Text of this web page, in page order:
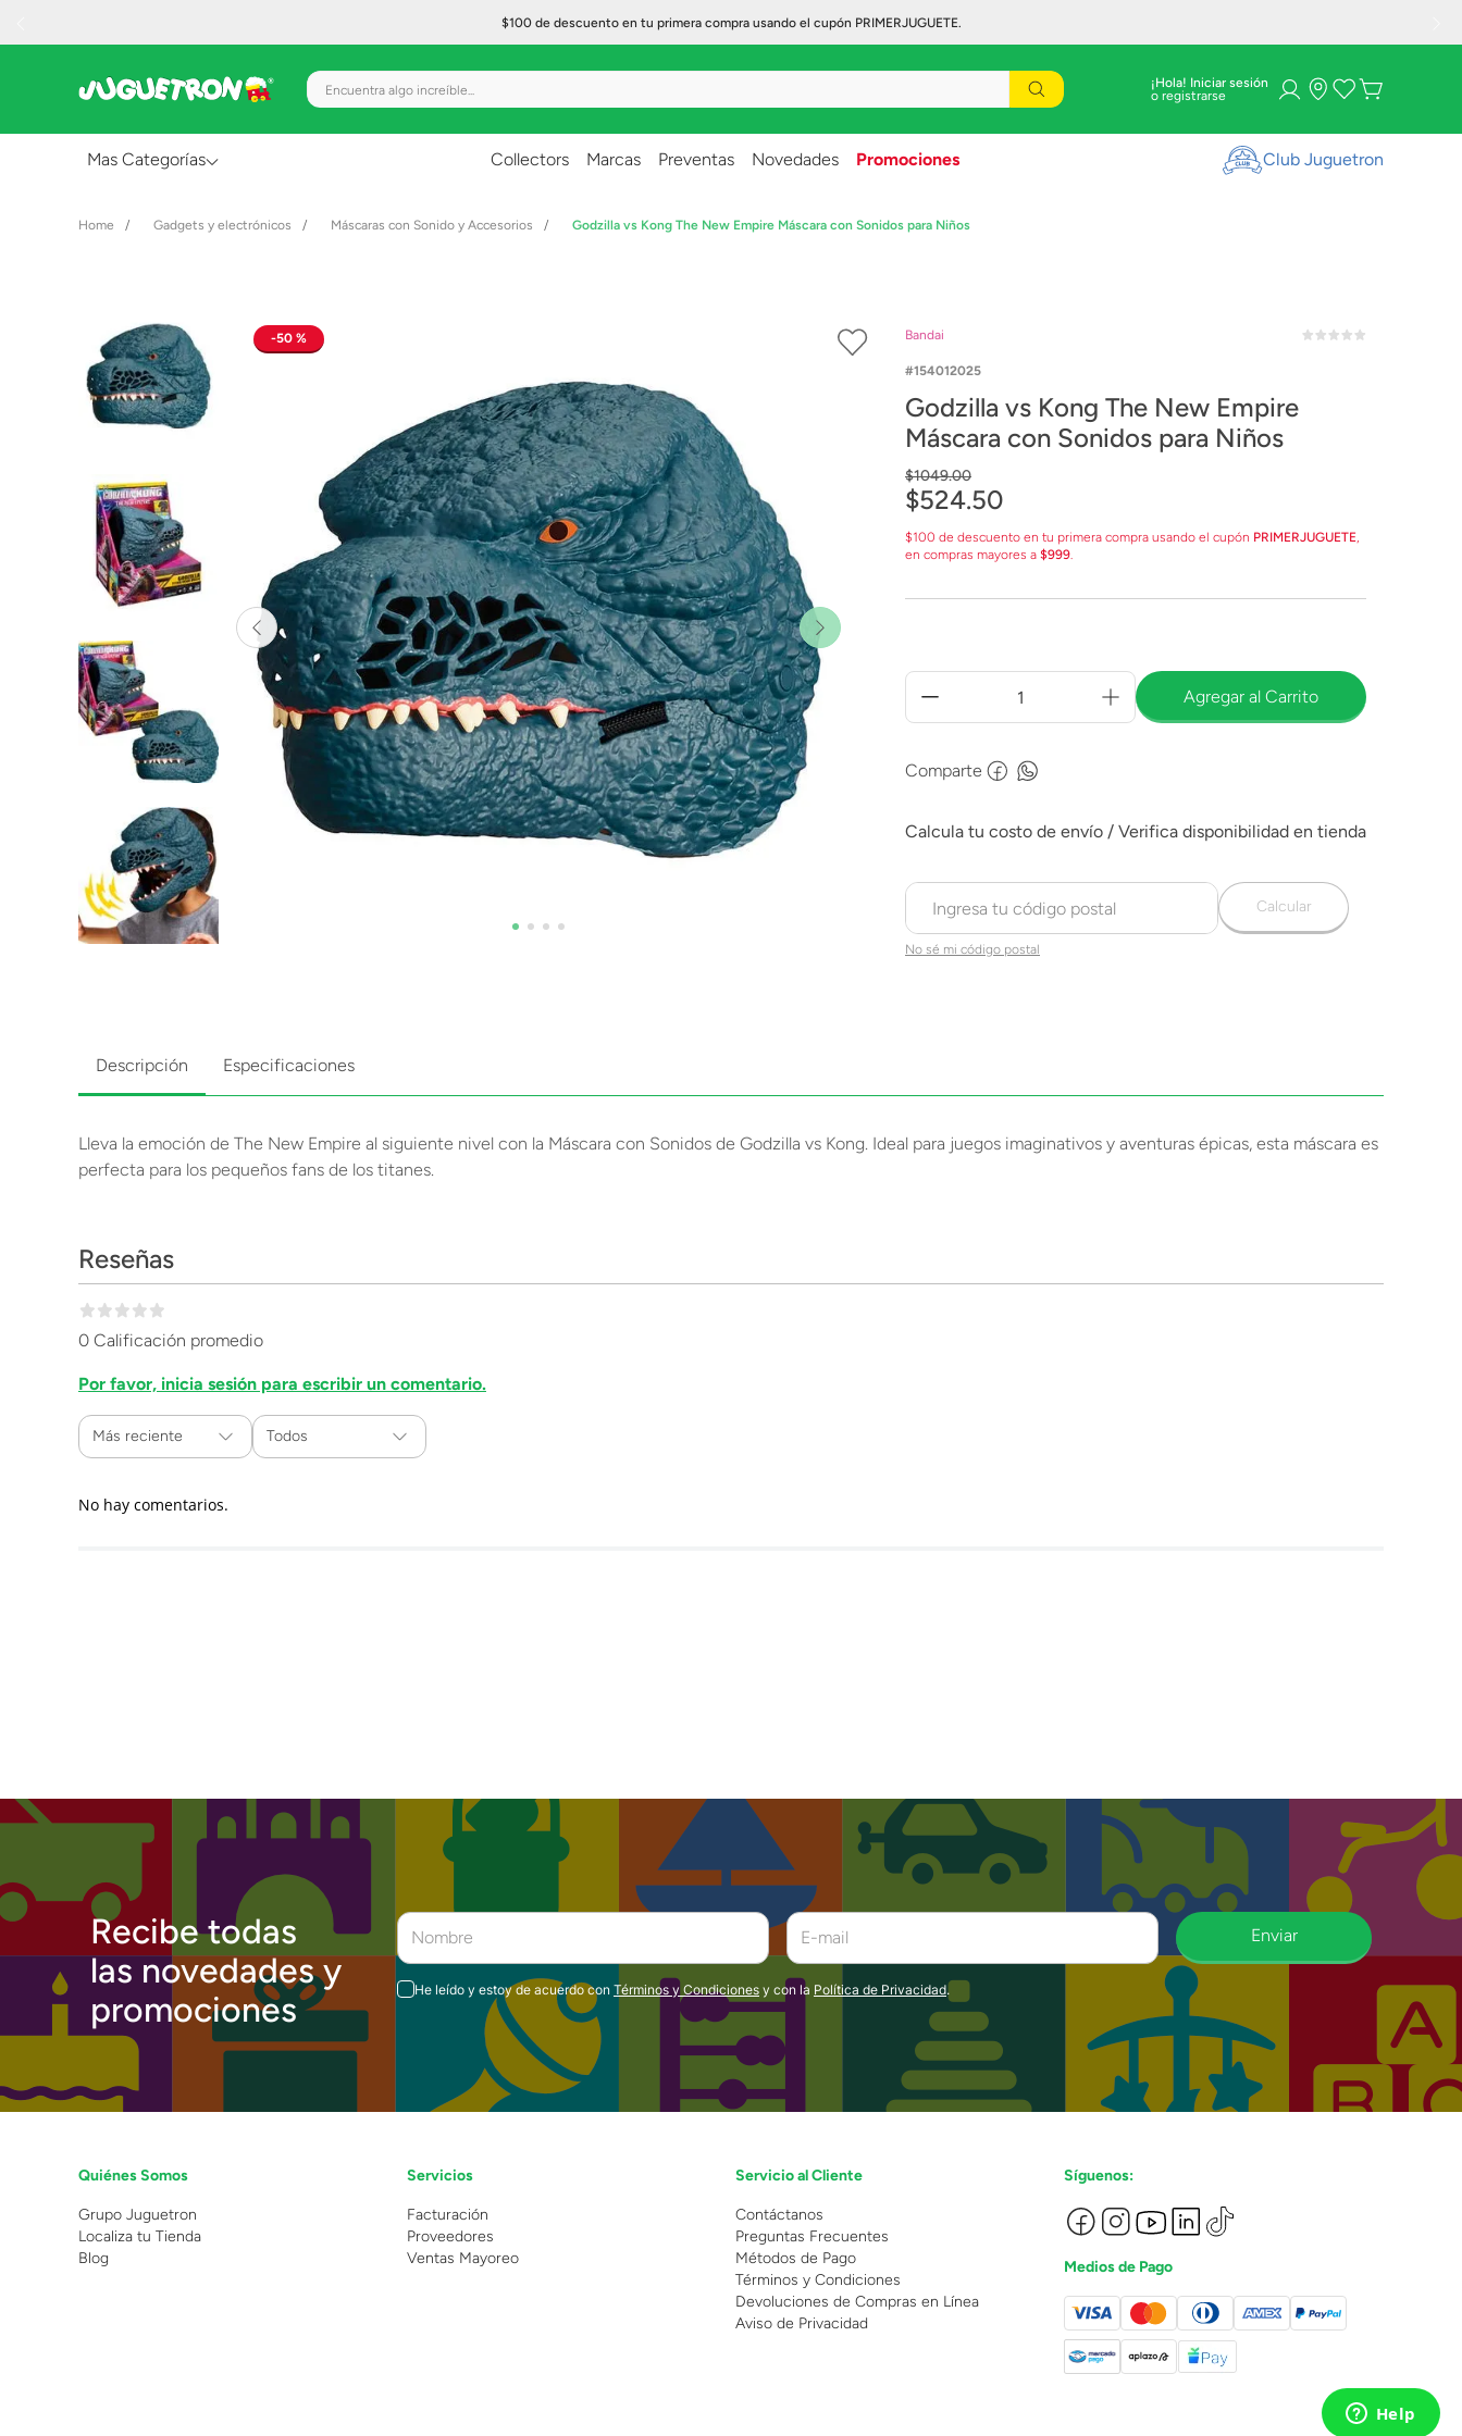
$100 de descuento en tu primera compra usando el cupón PRIMERJUGUETE.
Encuentra algo increíble... ¡Hola! Iniciar sesión
Mas Categorías
Creatividad y Arte
Figuras de Acción
Gadgets y Electrónicos
Lanzadores
Muñecas
Construcción
Peluches
Vehículos y Pistas
Collectors Marcas Preventas Novedades Promociones Club Juguetron
Gadgets y electrónicos Máscaras con Sonido y Accesorios Godzilla vs Kong The New Empire Máscara con Sonidos para Niños
50 % Bandai
154012025
Godzilla vs Kong The New Empire
Máscara con Sonidos para Niños
$1049.00
$524.50
$100 de descuento en tu primera compra usando el cupón PRIMERJUGUETE,
en compras mayores a $999.
Agregar al Carrito
Comparte
No sé mi código postal
Calcular
Descripción Especificaciones
Lleva la emoción de The New Empire al siguiente nivel con la Máscara con Sonidos de Godzilla vs Kong. Ideal para juegos imaginativos y aventuras épicas, esta máscara es
perfecta para los pequeños fans de los titanes.
Reseñas
0 Calificación promedio
Por favor, inicia sesión para escribir un comentario.
Más reciente Todos
No hay comentarios.
Recibe todas
las novedades y
promociones
Enviar
He leído y estoy de acuerdo con Términos y Condiciones y con la Política de Privacidad.
Quiénes Somos
Grupo Juguetron
Localiza tu Tienda
Blog
Servicios
Facturación
Proveedores
Ventas Mayoreo
Servicio al Cliente
Contáctanos
Preguntas Frecuentes
Métodos de Pago
Términos y Condiciones
Devoluciones de Compras en Línea
Aviso de Privacidad
Síguenos:
Medios de Pago